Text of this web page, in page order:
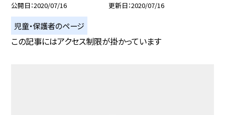
公開日 2020/07/16 更新日 2020/07/16
児童・保護者のページ
この記事にはアクセス制限が掛かっています